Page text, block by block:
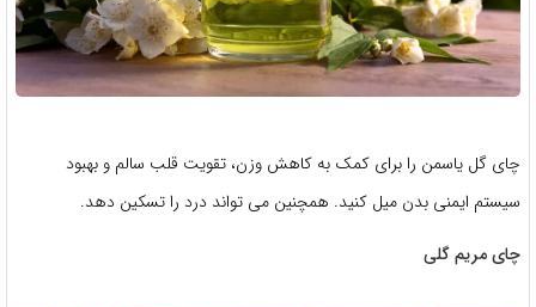
چای گل یاسمن را برای کمک به کاهش وزن، تقویت قلب سالم و بهبود
سیستم ایمنی بدن میل کنید. همچنین می تواند درد را تسکین دهد.
چای مریم گلی